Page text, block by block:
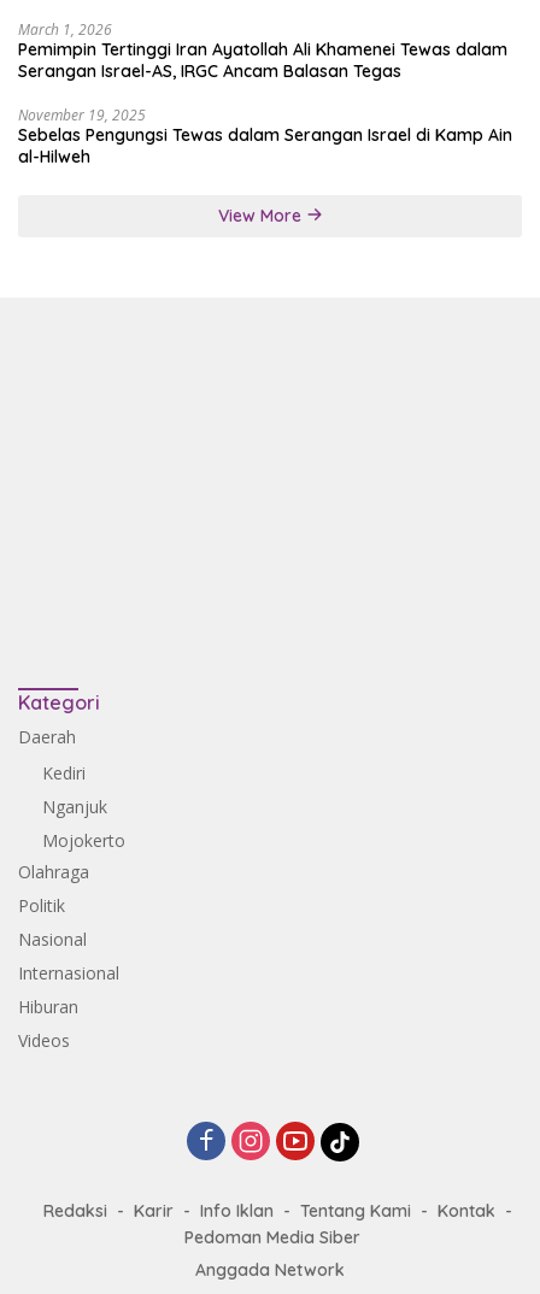
March 1, 2026
Pemimpin Tertinggi Iran Ayatollah Ali Khamenei Tewas dalam
Serangan Israel-AS, IRGC Ancam Balasan Tegas
November 19, 2025
Sebelas Pengungsi Tewas dalam Serangan Israel di Kamp Ain
al-Hilweh
View More
Kategori
Daerah
Kediri
Nganjuk
Mojokerto
Olahraga
Politik
Nasional
Internasional
Hiburan
Videos
Redaksi Karir Info Iklan Tentang Kami
Kontak
Pedoman Media Siber
Anggada Network